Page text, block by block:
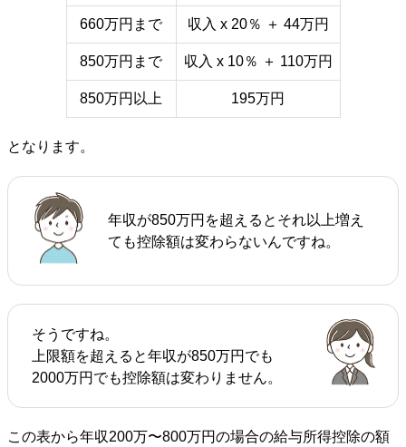
660万円まで 収入 x 20％ ＋ 44万円
850万円まで 収入 x 10％ ＋ 110万円
850万円以上 195万円
となります。
年収が850万円を超えるとそれ以上増え
ても控除額は変わらないんですね。
そうですね。
上限額を超えると年収が850万円でも
2000万円でも控除額は変わりません。
この表から年収200万〜800万円の場合の給与所得控除の額